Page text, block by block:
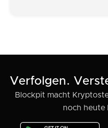
Verfolgen.
Blockpit macht
noch heute